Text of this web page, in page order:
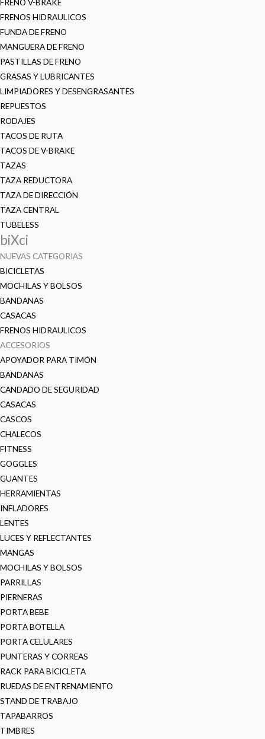
FRENOS HIDRAULICOS
FUNDA DE FRENO
MANGUERA DE FRENO
PASTILLAS DE FRENO
GRASAS Y LUBRICANTES
LIMPIADORES Y DESENGRASANTES
REPUESTOS
RODAJES
TACOS DE RUTA
TACOS DE V-BRAKE
TAZAS
TAZA REDUCTORA
TAZA DE DIRECCIÓN
TAZA CENTRAL
TUBELESS
biXci
NUEVAS CATEGORIAS
BICICLETAS
MOCHILAS Y BOLSOS
BANDANAS
CASACAS
FRENOS HIDRAULICOS
ACCESORIOS
APOYADOR PARA TIMÓN
BANDANAS
CANDADO DE SEGURIDAD
CASACAS
CASCOS
CHALECOS
FITNESS
GOGGLES
GUANTES
HERRAMIENTAS
INFLADORES
LENTES
LUCES Y REFLECTANTES
MANGAS
MOCHILAS Y BOLSOS
PARRILLAS
PIERNERAS
PORTA BEBE
PORTA BOTELLA
PORTA CELULARES
PUNTERAS Y CORREAS
RACK PARA BICICLETA
RUEDAS DE ENTRENAMIENTO
STAND DE TRABAJO
TAPABARROS
TIMBRES